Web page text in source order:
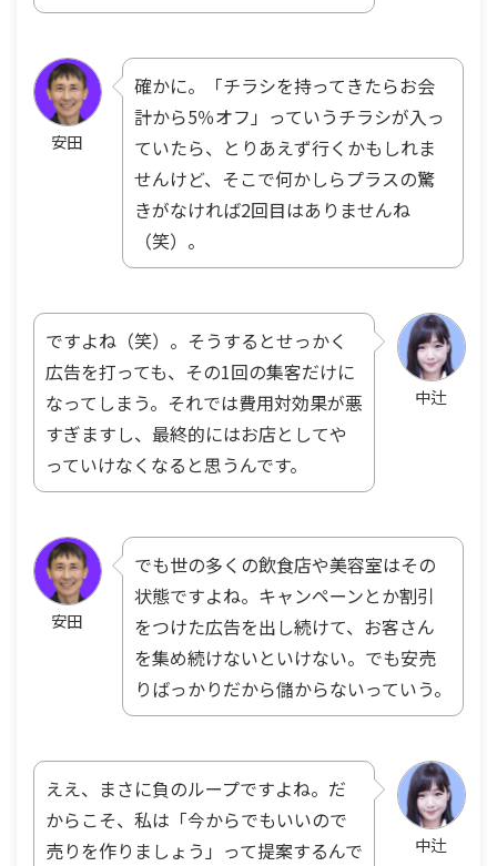
安田
確かに。「チラシを持ってきたらお会
計から5％オフ」っていうチラシが入っ
ていたら、とりあえず行くかもしれま
せんけど、そこで何かしらプラスの驚
きがなければ2回目はありませんね
（笑）。
中辻
ですよね（笑）。そうするとせっかく
広告を打っても、その1回の集客だけに
なってしまう。それでは費用対効果が悪
すぎますし、最終的にはお店としてや
っていけなくなると思うんです。
安田
でも世の多くの飲食店や美容室はその
状態ですよね。キャンペーンとか割引
をつけた広告を出し続けて、お客さん
を集め続けないといけない。でも安売
りばっかりだから儲からないっていう。
中辻
ええ、まさに負のループですよね。だ
からこそ、私は「今からでもいいので
売りを作りましょう」って提案するんで